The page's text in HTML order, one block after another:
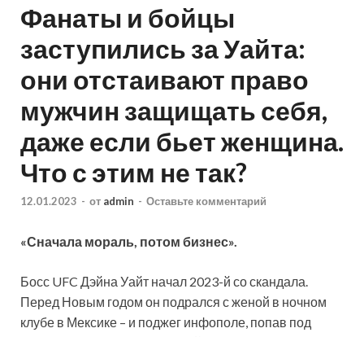
Фанаты и бойцы
заступились за Уайта:
они отстаивают право
мужчин защищать себя,
даже если бьет женщина.
Что с этим не так?
12.01.2023 - от admin - Оставьте комментарий
«Сначала мораль, потом бизнес».
Босс UFC Дэйна Уайт начал 2023-й со скандала.
Перед Новым годом он подрался с женой в ночном
клубе в Мексике – и поджег инфополе, попав под